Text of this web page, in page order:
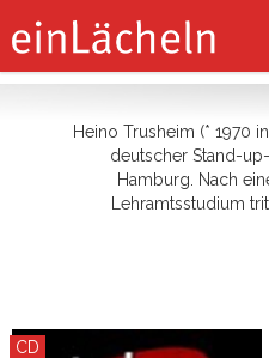
Heino
Heino Trusheim (* 1970
deutscher Stand-
Hamburg. Nach
Lehramtsstudium
CD